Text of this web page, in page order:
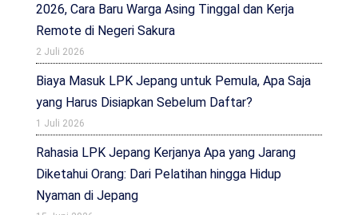
2026, Cara Baru Warga Asing Tinggal dan Kerja
Remote di Negeri Sakura
2 Juli 2026
Biaya Masuk LPK Jepang untuk Pemula, Apa Saja
yang Harus Disiapkan Sebelum Daftar?
1 Juli 2026
Rahasia LPK Jepang Kerjanya Apa yang Jarang
Diketahui Orang: Dari Pelatihan hingga Hidup
Nyaman di Jepang